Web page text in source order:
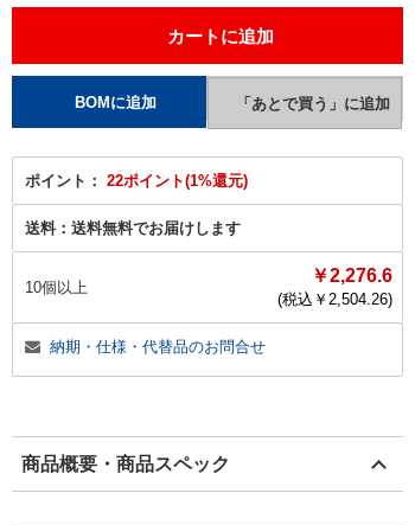
ポイント： 22ポイント(1%還元)
送料： 送料無料でお届けします
10個以上
￥2,276.6
(税込￥ 2,504.26)
納期・仕様・代替品のお問合せ
商品概要・商品スペック